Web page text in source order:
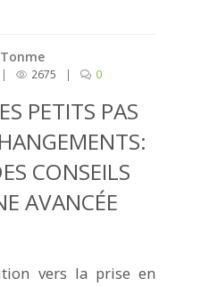
| 2675 | 0
PETITS PAS
CONSEILS
AVANCÉE
vers la prise en